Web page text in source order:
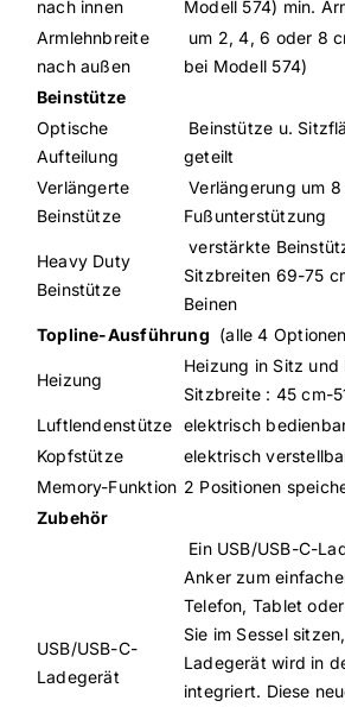
nach innen
Modell 574) min.
Armlehnbreite
nach außen
um 2, 4, 6 oder 8
bei Modell 574)
Beinstütze
Optische
Aufteilung
Beinstütze u.
geteilt
Verlängerte
Beinstütze
Verlängerung um
Fußunterstützung
Heavy Duty
Beinstütze
verstärkte
Sitzbreiten 69-75
Beinen
Topline-Ausführung (alle 4
Heizung
Heizung in Sitz und
Sitzbreite : 45 cm-
Luftlendenstütze elektrisch
Kopfstütze
elektrisch
Memory-Funktion 2 Positionen
Zubehör
USB/USB-C-
Ladegerät
Ein USB/USB-C-
Anker zum
Telefon, Tablet
Sie im Sessel
Ladegerät wird in
integriert. Diese